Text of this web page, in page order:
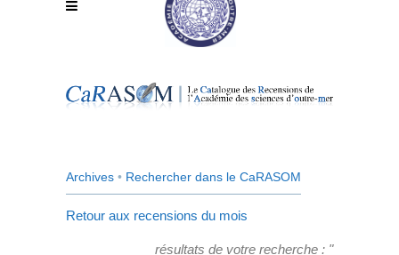
Archives • Rechercher dans le CaRASOM
Retour aux recensions du mois
résultats de votre recherche : "